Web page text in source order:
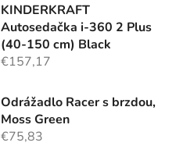
KINDERKRAFT
Autosedačka i-360 2 Plus
(40-150 cm) Black
€157,17
Odrážadlo Racer s brzdou,
Moss Green
€75,83